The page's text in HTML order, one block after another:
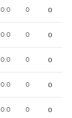
0:0 0 0
0:0 0 0
0:0 0 0
0:0 0 0
0:0 0 0